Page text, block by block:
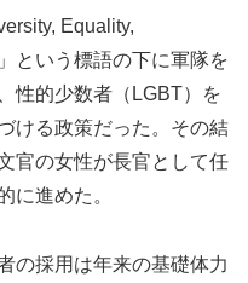
Equality,
という標語の下に軍隊を
性的少数者（LGBT）を
ける政策だった。その結
官の女性が長官として任
に進めた。
の採用は年来の基礎体力